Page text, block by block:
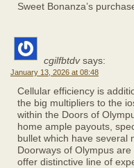
Sweet Bonanza’s
cgilfbtdv says:
January 13, 2026 at 08:48
Cellular efficiency is
the big multipliers to the
within the Doors of
home ample payouts,
bullet which have several
Doorways of Olympus
offer distinctive line of